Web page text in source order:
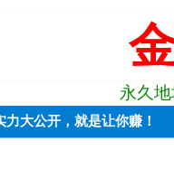
永久
大公开，就是让你赚！